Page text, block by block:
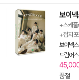
보이
+스케줄
+접지
보이넥
드림어스|
품절